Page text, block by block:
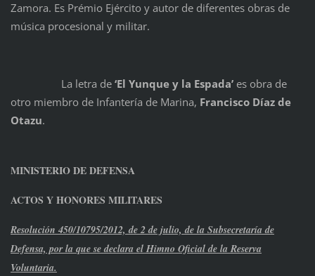
Zamora. Es Prémio Ejército y autor de diferentes obras de
música procesional y militar.
La letra de ‘El Yunque y la Espada’es obra de
otro miembro de Infantería de Marina, Francisco Díaz de
Otazu.
MINISTERIO DE DEFENSA
ACTOS Y HONORES MILITARES
Resolución 450/10795/2012, de 2 de julio, de la Subsecretaría de
Defensa, por la quese declara el Himno Oficial de la Reserva
Voluntaria.